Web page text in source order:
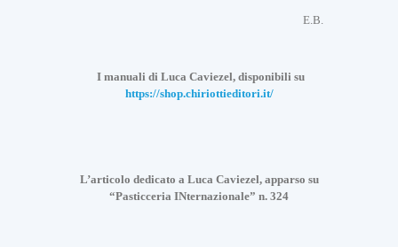
E.B.
I manuali di Luca Caviezel, disponibili su
https://shop.chiriottieditori.it/
L’articolo dedicato a Luca Caviezel, apparso su
“Pasticceria INternazionale” n. 324